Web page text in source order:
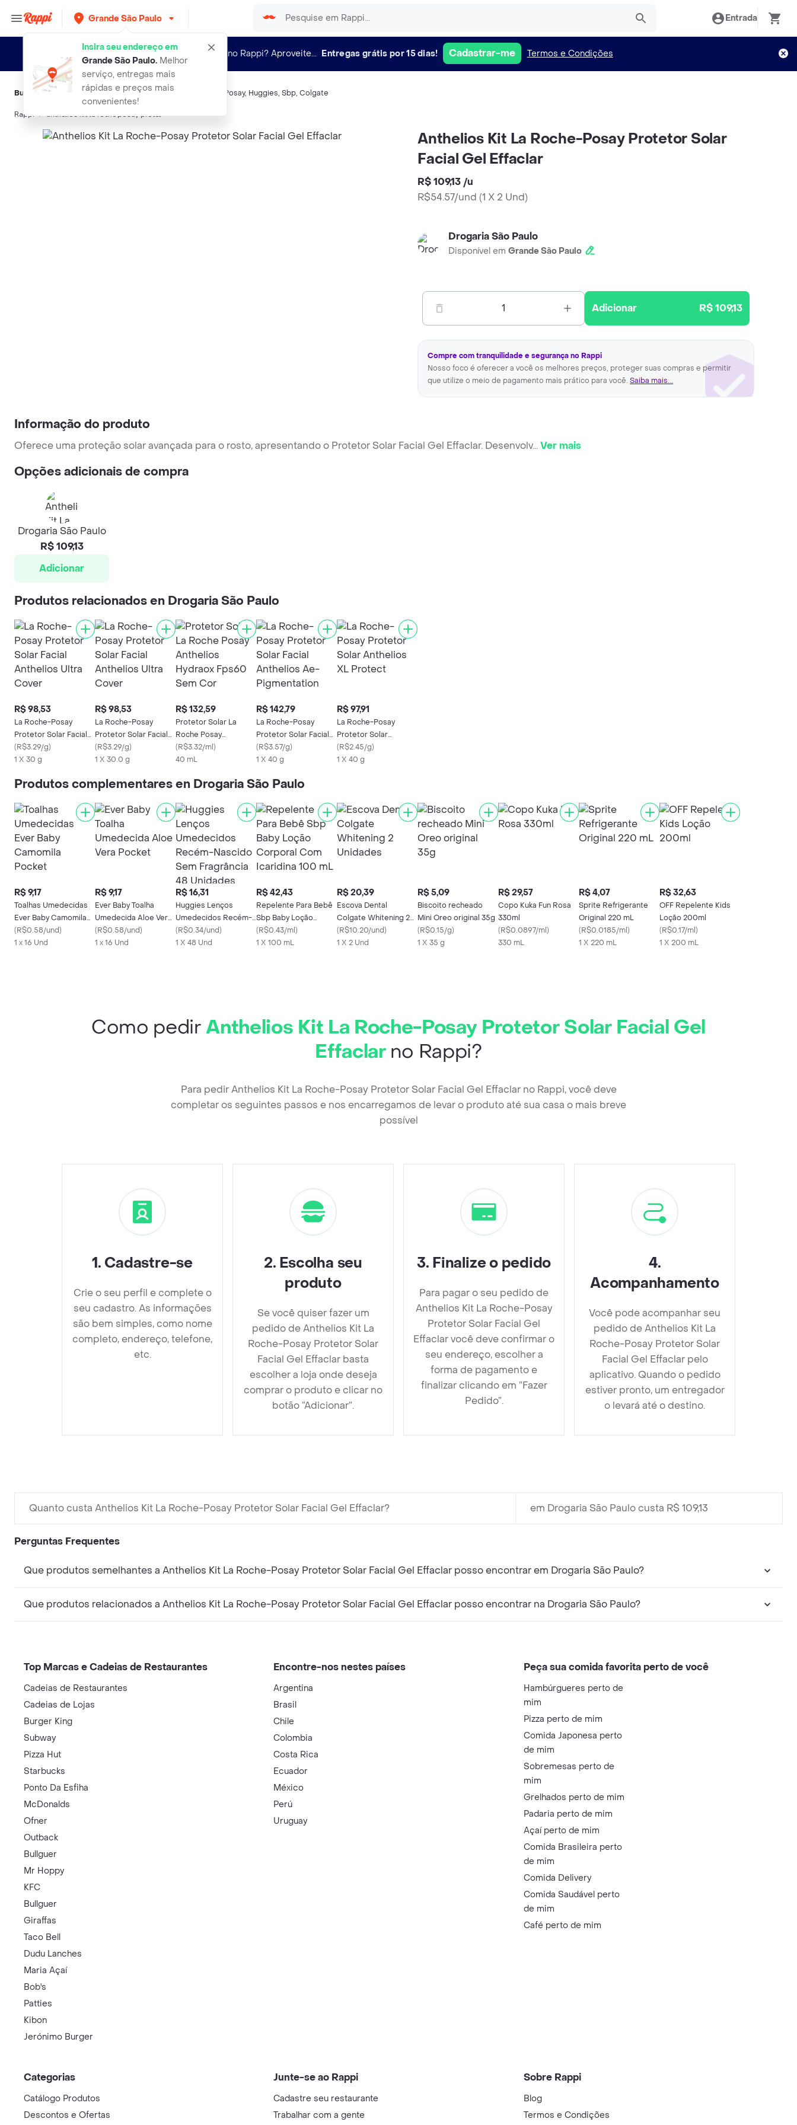
Grande São Paulo
Insira seu endereço em
Grande São Paulo.Melhor
serviço, entregas mais
rápidas e preços mais
convenientes!
Entrada
Novo no Rappi? Aproveite... Entregas grátis por 15 dias! Cadastrar-me Termos e Condições
Buscas relacionadas:Protetores solares faciais La Roche-Posay, Huggies, Sbp, Colgate
Rappi anthelios kit la roche posay protet
Anthelios Kit La Roche-Posay Protetor Solar
Facial Gel Effaclar
R$ 109,13 /u
R$54.57/und (1 X 2 Und)
Drogaria São Paulo
Disponível em Grande São Paulo
1 Adicionar R$ 109,13
Compre com tranquilidade e segurança no Rappi
Nosso foco é oferecer a você os melhores preços, proteger suas compras e permitir
que utilize o meio de pagamento mais prático para você. Saiba mais...
Informação do produto
Oferece uma proteção solar avançada para o rosto, apresentando o Protetor Solar Facial Gel Effaclar. Desenvolv...Ver mais
Opções adicionais de compra
Drogaria São Paulo
R$ 109,13
Adicionar
Produtos relacionados en Drogaria São Paulo
R$ 98,53
La Roche-Posay
Protetor Solar Facial
Anthelios Ultra Cover
(R$3.29/g)
1 X 30 g
R$ 98,53
La Roche-Posay
Protetor Solar Facial
Anthelios Ultra Cover
(R$3.29/g)
1 X 30.0 g
R$ 132,59
Protetor Solar La
Roche Posay
Anthelios Hydraox
Fps60 Sem Cor
(R$3.32/ml)
40 mL
R$ 142,79
La Roche-Posay
Protetor Solar Facial
Anthelios Ae-
Pigmentation
(R$3.57/g)
1 X 40 g
R$ 97,91
La Roche-Posay
Protetor Solar
Anthelios XL Protect
(R$2.45/g)
1 X 40 g
Produtos complementares en Drogaria São Paulo
R$ 9,17
Toalhas Umedecidas
Ever Baby Camomila
Pocket
(R$0.58/und)
1 x 16 Und
R$ 9,17
Ever Baby Toalha
Umedecida Aloe Vera
Pocket
(R$0.58/und)
1 x 16 Und
R$ 16,31
Huggies Lenços
Umedecidos Recém-
Nascido Sem
Fragrância 48
(R$0.34/und)
1 X 48 Und
R$ 42,43
Repelente Para Bebê
Sbp Baby Loção
Corporal Com
Icaridina 100 mL
(R$0.43/ml)
1 X 100 mL
R$ 20,39
Escova Dental
Colgate Whitening 2
Unidades
(R$10.20/und)
1 X 2 Und
R$ 5,09
Biscoito recheado
Mini Oreo original 35g
(R$0.15/g)
1 X 35 g
R$ 29,57
Copo Kuka Fun Rosa
330ml
(R$0.0897/ml)
330 mL
R$ 4,07
Sprite Refrigerante
Original 220 mL
(R$0.0185/ml)
1 X 220 mL
R$ 32,63
OFF Repelente Kids
Loção 200ml
(R$0.17/ml)
1 X 200 mL
Como pedirAnthelios Kit La Roche-Posay Protetor Solar Facial Gel
Effaclarno Rappi?
Para pedir Anthelios Kit La Roche-Posay Protetor Solar Facial Gel Effaclar no Rappi, você deve
completar os seguintes passos e nos encarregamos de levar o produto até sua casa o mais breve
possível
1. Cadastre-se
Crie o seu perfil e complete o
seu cadastro. As informações
são bem simples, como nome
completo, endereço, telefone,
etc.
2. Escolha seu
produto
Se você quiser fazer um
pedido de Anthelios Kit La
Roche-Posay Protetor Solar
Facial Gel Effaclar basta
escolher a loja onde deseja
comprar o produto e clicar no
botão “Adicionar”.
3. Finalize o pedido
Para pagar o seu pedido de
Anthelios Kit La Roche-Posay
Protetor Solar Facial Gel
Effaclar você deve confirmar o
seu endereço, escolher a
forma de pagamento e
finalizar clicando em ”Fazer
Pedido”.
4.
Acompanhamento
Você pode acompanhar seu
pedido de Anthelios Kit La
Roche-Posay Protetor Solar
Facial Gel Effaclar pelo
aplicativo. Quando o pedido
estiver pronto, um entregador
o levará até o destino.
Quanto custa Anthelios Kit La Roche-Posay Protetor Solar Facial Gel Effaclar? em Drogaria São Paulo custa R$ 109,13
Perguntas Frequentes
Que produtos semelhantes a Anthelios Kit La Roche-Posay Protetor Solar Facial Gel Effaclar posso encontrar em Drogaria São Paulo?
Que produtos relacionados a Anthelios Kit La Roche-Posay Protetor Solar Facial Gel Effaclar posso encontrar na Drogaria São Paulo?
Top Marcas e Cadeias de Restaurantes
Cadeias de Restaurantes
Cadeias de Lojas
Burger King
Subway
Pizza Hut
Starbucks
Ponto Da Esfiha
McDonalds
Ofner
Outback
Bullguer
Mr Hoppy
KFC
Bullguer
Giraffas
Taco Bell
Dudu Lanches
Maria Açaí
Bob's
Patties
Kibon
Jerónimo Burger
Encontre-nos nestes países
Argentina
Brasil
Chile
Colombia
Costa Rica
Ecuador
México
Perú
Uruguay
Peça sua comida favorita perto de você
Hambúrgueres perto de
mim
Pizza perto de mim
Comida Japonesa perto
de mim
Sobremesas perto de
mim
Grelhados perto de mim
Padaria perto de mim
Açaí perto de mim
Comida Brasileira perto
de mim
Comida Delivery
Comida Saudável perto
de mim
Café perto de mim
Categorias
Catálogo Produtos
Descontos e Ofertas
Junte-se ao Rappi
Cadastre seu restaurante
Trabalhar com a gente
Sobre Rappi
Blog
Termos e Condições